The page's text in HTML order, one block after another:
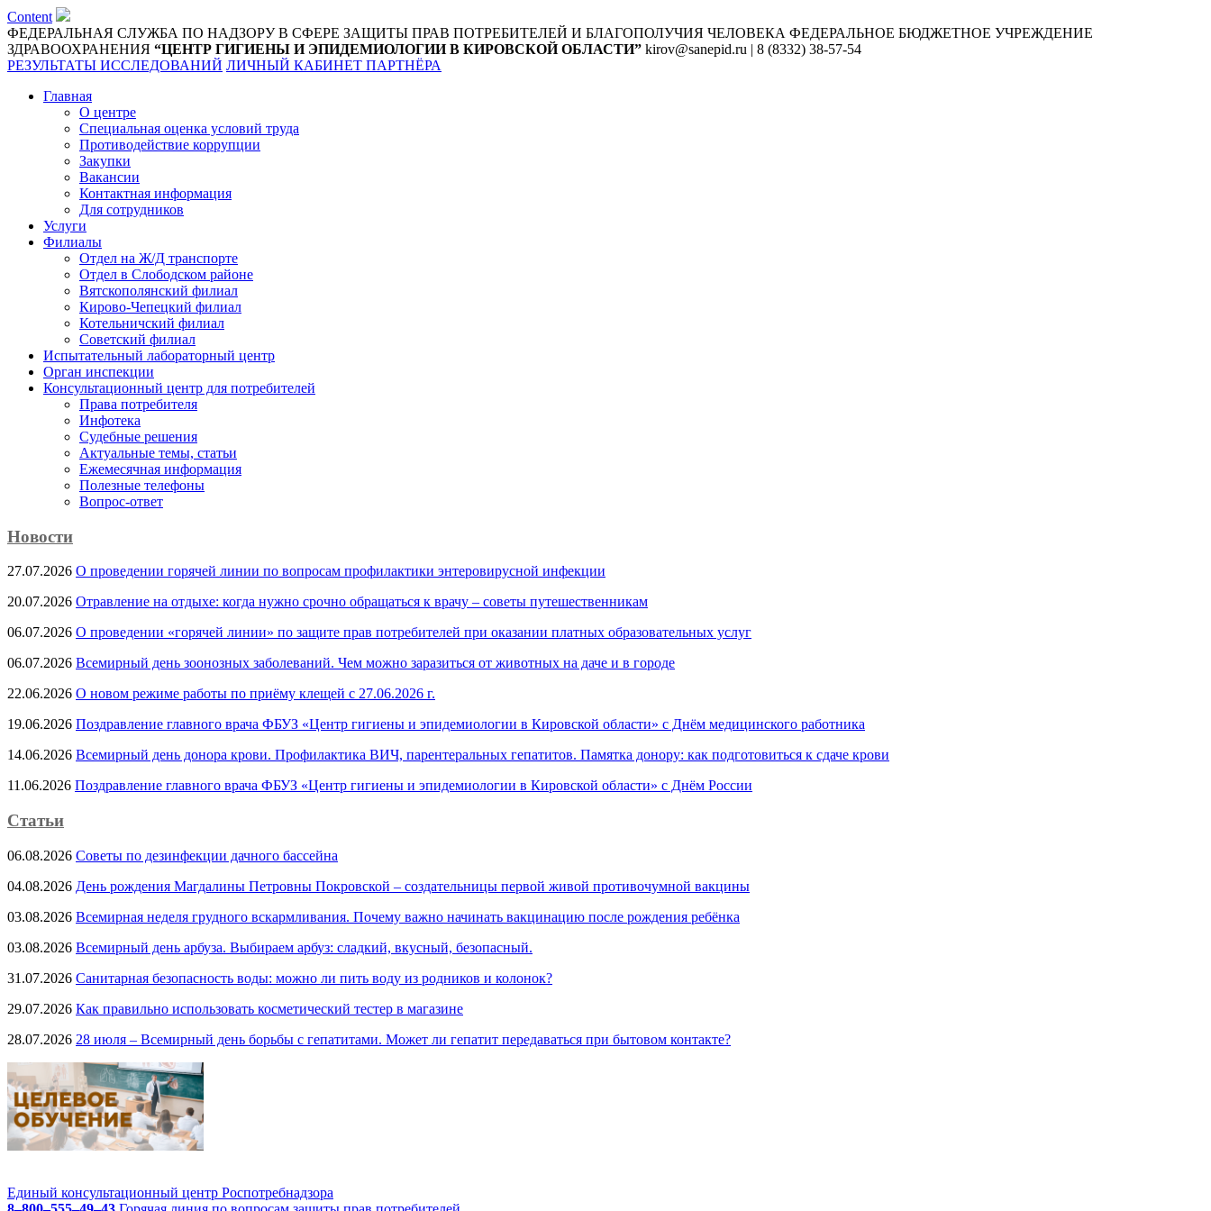
Content
ФЕДЕРАЛЬНАЯ СЛУЖБА ПО НАДЗОРУ В СФЕРЕ ЗАЩИТЫ ПРАВ ПОТРЕБИТЕЛЕЙ И БЛАГОПОЛУЧИЯ ЧЕЛОВЕКА ФЕДЕРАЛЬНОЕ БЮДЖЕТНОЕ УЧРЕЖДЕНИЕ
ЗДРАВООХРАНЕНИЯ “ЦЕНТР ГИГИЕНЫ И ЭПИДЕМИОЛОГИИ В КИРОВСКОЙ ОБЛАСТИ” kirov@sanepid.ru | 8 (8332) 38-57-54
РЕЗУЛЬТАТЫ ИССЛЕДОВАНИЙ ЛИЧНЫЙ КАБИНЕТ ПАРТНЁРА
Главная
О центре
Специальная оценка условий труда
Противодействие коррупции
Закупки
Вакансии
Контактная информация
Для сотрудников
Услуги
Филиалы
Отдел на Ж/Д транспорте
Отдел в Слободском районе
Вятскополянский филиал
Кирово-Чепецкий филиал
Котельничский филиал
Советский филиал
Испытательный лабораторный центр
Орган инспекции
Консультационный центр для потребителей
Права потребителя
Инфотека
Судебные решения
Актуальные темы, cтатьи
Ежемесячная информация
Полезные телефоны
Вопрос-ответ
Новости
27.07.2026 О проведении горячей линии по вопросам профилактики энтеровирусной инфекции
20.07.2026 Отравление на отдыхе: когда нужно срочно обращаться к врачу – советы путешественникам
06.07.2026 О проведении «горячей линии» по защите прав потребителей при оказании платных образовательных услуг
06.07.2026 Всемирный день зоонозных заболеваний. Чем можно заразиться от животных на даче и в городе
22.06.2026 О новом режиме работы по приёму клещей с 27.06.2026 г.
19.06.2026 Поздравление главного врача ФБУЗ «Центр гигиены и эпидемиологии в Кировской области» с Днём медицинского работника
14.06.2026 Всемирный день донора крови. Профилактика ВИЧ, парентеральных гепатитов. Памятка донору: как подготовиться к сдаче крови
11.06.2026 Поздравление главного врача ФБУЗ «Центр гигиены и эпидемиологии в Кировской области» с Днём России
Статьи
06.08.2026 Советы по дезинфекции дачного бассейна
04.08.2026 День рождения Магдалины Петровны Покровской – создательницы первой живой противочумной вакцины
03.08.2026 Всемирная неделя грудного вскармливания. Почему важно начинать вакцинацию после рождения ребёнка
03.08.2026 Всемирный день арбуза. Выбираем арбуз: сладкий, вкусный, безопасный.
31.07.2026 Санитарная безопасность воды: можно ли пить воду из родников и колонок?
29.07.2026 Как правильно использовать косметический тестер в магазине
28.07.2026 28 июля – Всемирный день борьбы с гепатитами. Может ли гепатит передаваться при бытовом контакте?
Единый консультационный центр Роспотребнадзора